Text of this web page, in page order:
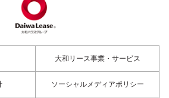
大和リース事業・サービス
ソーシャルメディアポリシー